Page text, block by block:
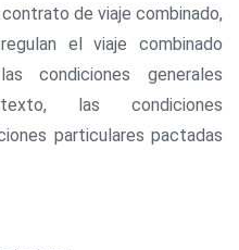
de viaje combinado,
el viaje combinado
condiciones generales
las condiciones
particulares pactadas